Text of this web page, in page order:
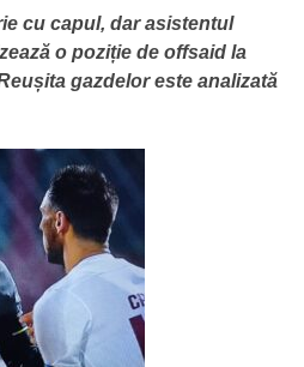
cu capul, dar asistentul
o poziție de offsaid la
gazdelor este analizată